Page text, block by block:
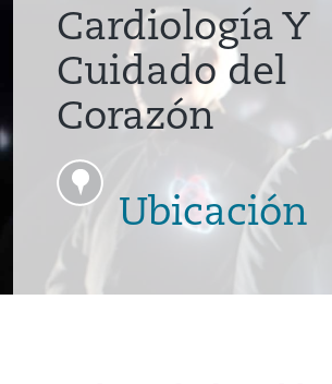
Cardiología Y
Cuidado del
Corazón
Ubicación